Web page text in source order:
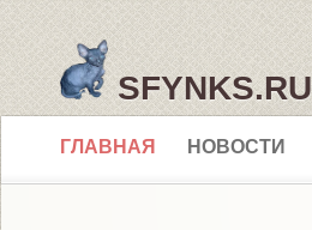
SFYNKS.RU
ГЛАВНАЯ НОВОСТИ